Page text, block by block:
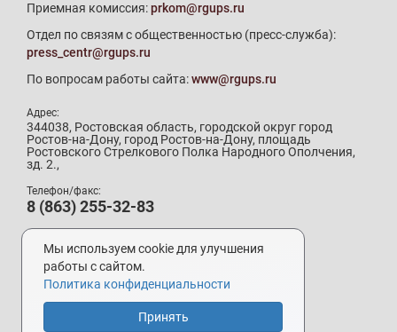
Приемная комиссия:prkom@rgups.ru
Отдел по связям с общественностью (пресс-служба):
press_centr@rgups.ru
По вопросам работы сайта:www@rgups.ru
Адрес:
344038, Ростовская область, городской округ город
Ростов-на-Дону, город Ростов-на-Дону, площадь
Ростовского Стрелкового Полка Народного Ополчения,
зд. 2.,
Телефон/факс:
8 (863) 255-32-83
Телефон приемной комиссии:
8 (800) 707-19-29
8 (863) 272-64-88
Мы используем cookie для улучшения
работы с сайтом.
Политика конфиденциальности
Принять